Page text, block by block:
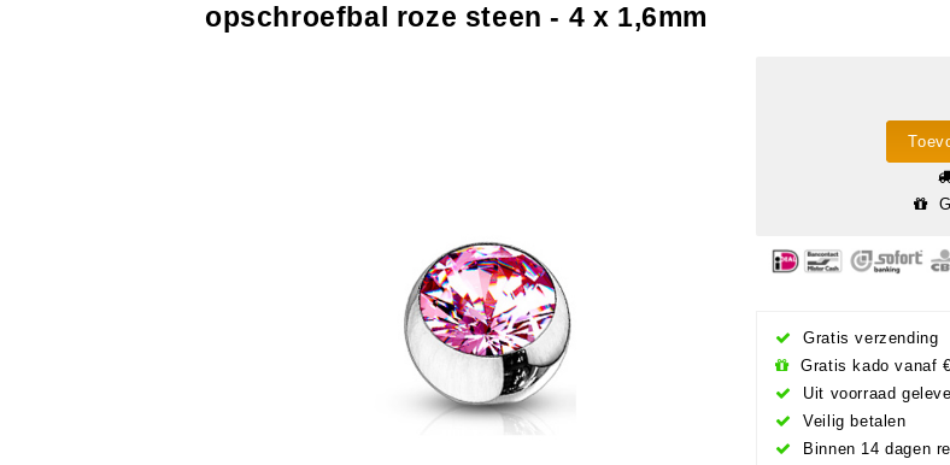
opschroefbal roze steen - 4 x 1,6mm
Gratis verzending
Gratis kado vanaf
Uit voorraad
Veilig betalen
Binnen 14 dagen